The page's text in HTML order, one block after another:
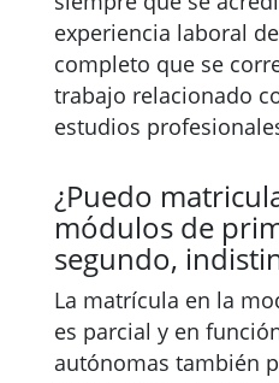
experiencia laboral
completo que se
trabajo relacionado
estudios
¿Puedo
módulos de
segundo,
La matrícula en la
es parcial y en
autónomas también